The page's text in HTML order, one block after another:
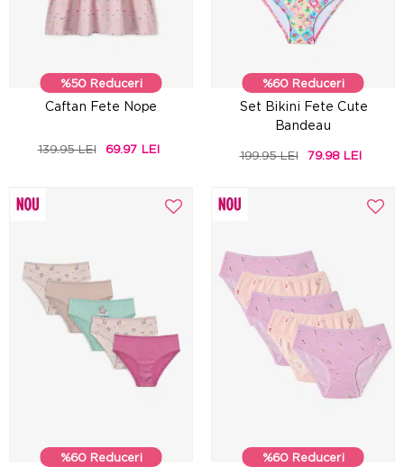
%50 Reduceri
Caftan Fete Nope
139.95 LEI 69.97 LEI
%60 Reduceri
Set Bikini Fete Cute
Bandeau
199.95 LEI 79.98 LEI
%60 Reduceri %60 Reduceri